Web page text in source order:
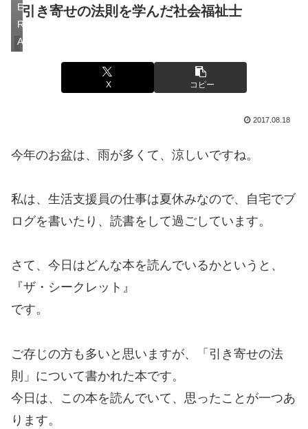
引き寄せの法則を学んだ社会福祉士
今日のチョイ記事
E
R
A
X コピー
2017.08.18
今年のお盆は、雨が多くて、涼しいですね。
私は、生活支援員の仕事は夏休みなので、自宅でブ
ログを書いたり、読書をして過ごしています。
さて、今日はどんな本を読んでいるかというと、
『ザ・シークレット』
です。
ご存じの方も多いと思いますが、「引き寄せの法
則」について書かれた本です。
今日は、この本を読んでいて、思ったことが一つあ
ります。